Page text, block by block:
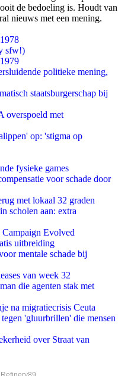
de bedoeling is. Houdt van
nieuws met een mening.
sfw!)
politieke mening,
staatsburgerschap bij
overspoeld met
op: 'stigma op
fysieke games
voor schade door
met lokaal 32 graden
scholen aan: extra
Evolved
uitbreiding
mentale schade bij
van week 32
die agenten stak met
na migratiecrisis Ceuta
'gluurbrillen' die mensen
over Straat van